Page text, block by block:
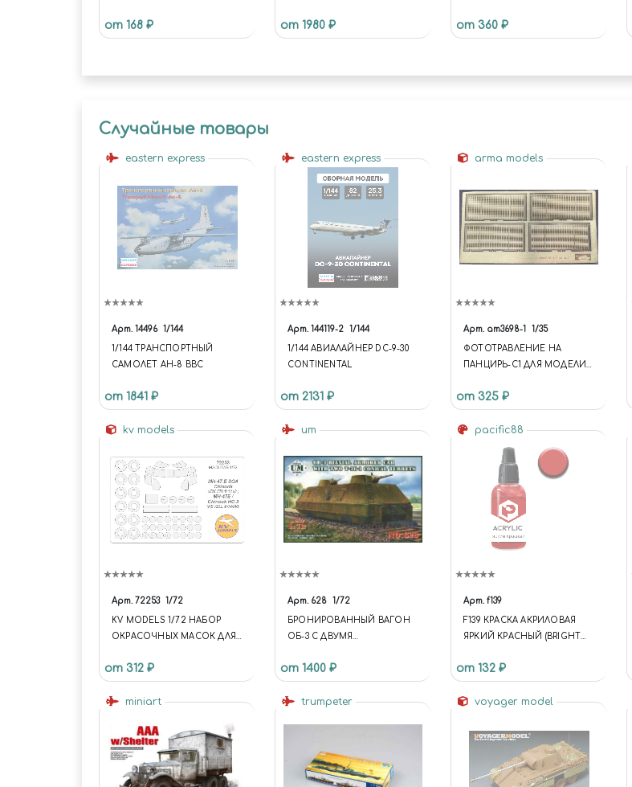
от 168 ₽ от 1980 ₽
ВОВ, JAS 3807
от 360 ₽
Случайные товары
eastern express
Арт. 14496 1/144
1/144 ТРАНСПОРТНЫЙ
САМОЛЕТ АН-8 ВВС
от 1841 ₽
eastern express
Арт. 144119-2 1/144
1/144 АВИАЛАЙНЕР DC-9-30
CONTINENTAL
от 2131 ₽
arma models
Арт. am3698-1 1/35
ФОТОТРАВЛЕНИЕ НА
ПАНЦИРЬ-С1 ДЛЯ МОДЕЛИ
РЕШЕТКИ)
от 325 ₽
kv models
Арт. 72253 1/72
KV MODELS 1/72 НАБОР
ОКРАСОЧНЫХ МАСОК ДЛЯ
47D/E CHINOOK
от 312 ₽
um
Арт. 628 1/72
БРОНИРОВАННЫЙ ВАГОН
ОБ-3 С ДВУМЯ
Т-26
от 1400 ₽
pacific88
Арт. f139
F139 КРАСКА АКРИЛОВАЯ
ЯРКИЙ КРАСНЫЙ (BRIGHT
от 132 ₽
miniart trumpeter voyager model